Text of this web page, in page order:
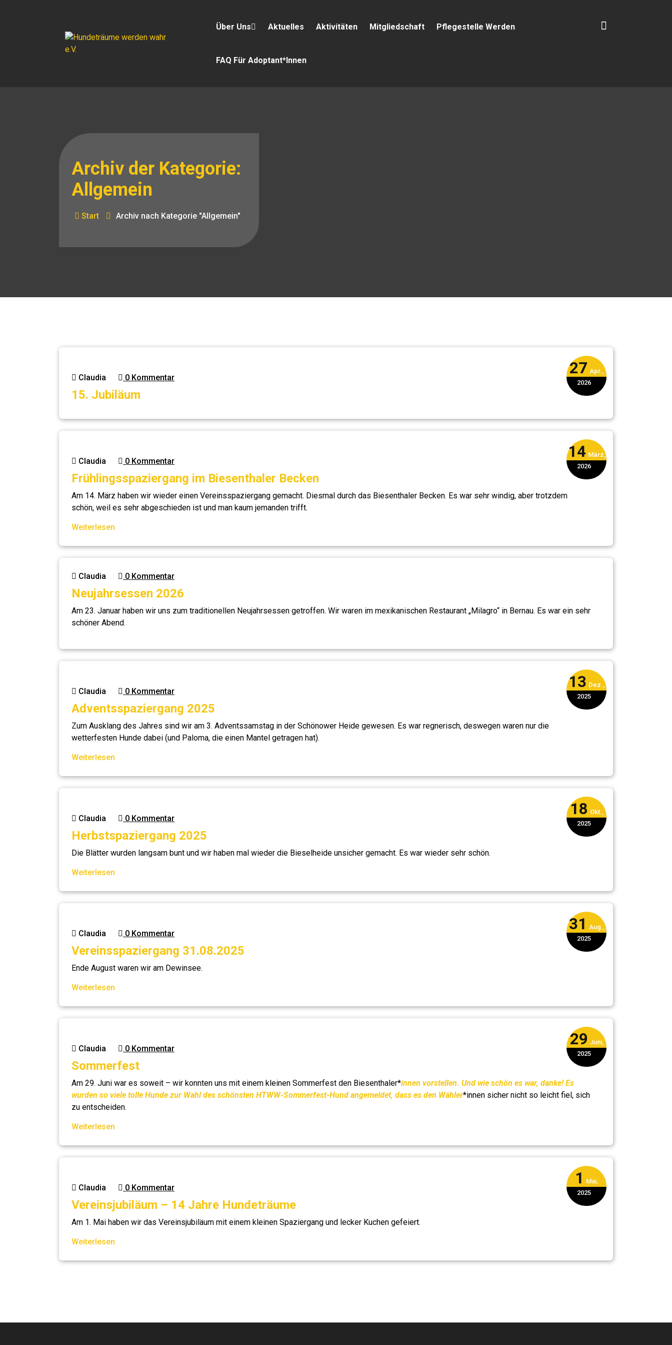
Über Uns Aktuelles Aktivitäten Mitgliedschaft Pflegestelle Werden
FAQ Für Adoptant*innen
Archiv der Kategorie:
Allgemein
Start Archiv nach Kategorie "Allgemein"
27 Apr.,
2026
Claudia 0 Kommentar
15. Jubiläum
14 März,
2026
Claudia 0 Kommentar
Frühlingsspaziergang im Biesenthaler Becken
Am 14. März haben wir wieder einen Vereinsspaziergang gemacht. Diesmal durch das Biesenthaler Becken. Es war sehr windig, aber trotzdem
schön, weil es sehr abgeschieden ist und man kaum jemanden trifft.
Weiterlesen
Claudia 0 Kommentar
Neujahrsessen 2026
Am 23. Januar haben wir uns zum traditionellen Neujahrsessen getroffen. Wir waren im mexikanischen Restaurant „Milagro“ in Bernau. Es war ein sehr
schöner Abend.
13 Dez.,
2025
Claudia 0 Kommentar
Adventsspaziergang 2025
Zum Ausklang des Jahres sind wir am 3. Adventssamstag in der Schönower Heide gewesen. Es war regnerisch, deswegen waren nur die
wetterfesten Hunde dabei (und Paloma, die einen Mantel getragen hat).
Weiterlesen
18 Okt.,
2025
Claudia 0 Kommentar
Herbstspaziergang 2025
Die Blätter wurden langsam bunt und wir haben mal wieder die Bieselheide unsicher gemacht. Es war wieder sehr schön.
Weiterlesen
31 Aug.,
2025
Claudia 0 Kommentar
Vereinsspaziergang 31.08.2025
Ende August waren wir am Dewinsee.
Weiterlesen
29 Juni,
2025
Claudia 0 Kommentar
Sommerfest
Am 29. Juni war es soweit – wir konnten uns mit einem kleinen Sommerfest den Biesenthaler*innen vorstellen. Und wie schön es war, danke! Es
wurden so viele tolle Hunde zur Wahl des schönsten HTWW-Sommerfest-Hund angemeldet, dass es den Wähler*innen sicher nicht so leicht fiel, sich
zu entscheiden.
Weiterlesen
1
Mai,
2025
Claudia 0 Kommentar
Vereinsjubiläum – 14 Jahre Hundeträume
Am 1. Mai haben wir das Vereinsjubiläum mit einem kleinen Spaziergang und lecker Kuchen gefeiert.
Weiterlesen